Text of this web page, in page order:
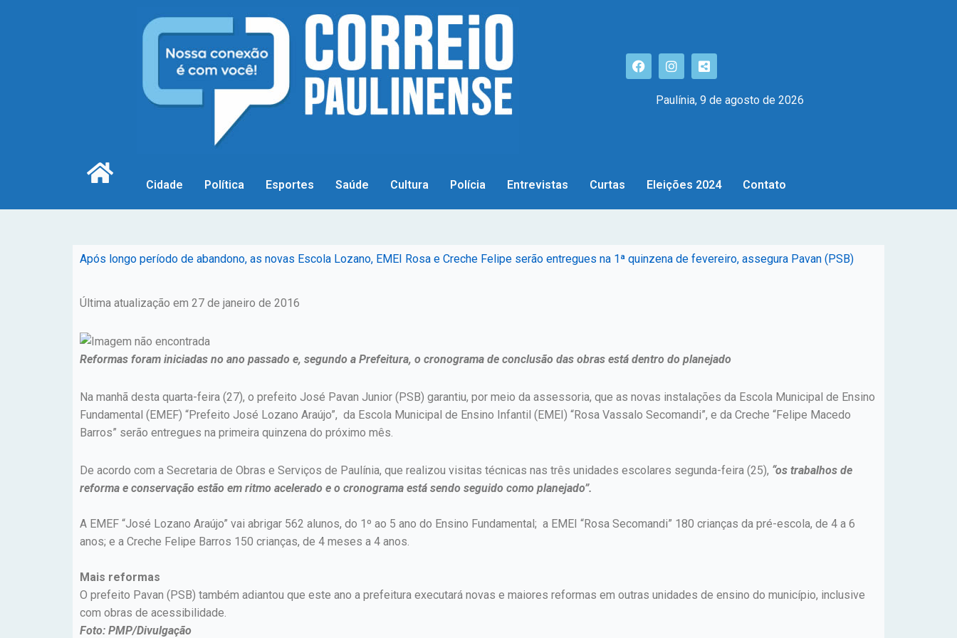
Paulínia, 9 de agosto de 2026
Cidade Política Esportes Saúde Cultura Polícia Entrevistas Curtas Eleições 2024 Contato
Após longo período de abandono, as novas Escola Lozano, EMEI Rosa e Creche Felipe serão entregues na 1ª quinzena de fevereiro, assegura Pavan (PSB)
Última atualização em 27 de janeiro de 2016
Reformas foram iniciadas no ano passado e, segundo a Prefeitura, o cronograma de conclusão das obras está dentro do planejado
Na manhã desta quarta-feira (27), o prefeito José Pavan Junior (PSB) garantiu, por meio da assessoria, que as novas instalações da Escola Municipal de Ensino
Fundamental (EMEF) “Prefeito José Lozano Araújo”, da Escola Municipal de Ensino Infantil (EMEI) “Rosa Vassalo Secomandi”, e da Creche “Felipe Macedo
Barros” serão entregues na primeira quinzena do próximo mês.
De acordo com a Secretaria de Obras e Serviços de Paulínia, que realizou visitas técnicas nas três unidades escolares segunda-feira (25), “os trabalhos de
reforma e conservação estão em ritmo acelerado e o cronograma está sendo seguido como planejado”.
A EMEF “José Lozano Araújo” vai abrigar 562 alunos, do 1º ao 5 ano do Ensino Fundamental; a EMEI “Rosa Secomandi” 180 crianças da pré-escola, de 4 a 6
anos; e a Creche Felipe Barros 150 crianças, de 4 meses a 4 anos.
Mais reformas
O prefeito Pavan (PSB) também adiantou que este ano a prefeitura executará novas e maiores reformas em outras unidades de ensino do município, inclusive
com obras de acessibilidade.
Foto: PMP/Divulgação